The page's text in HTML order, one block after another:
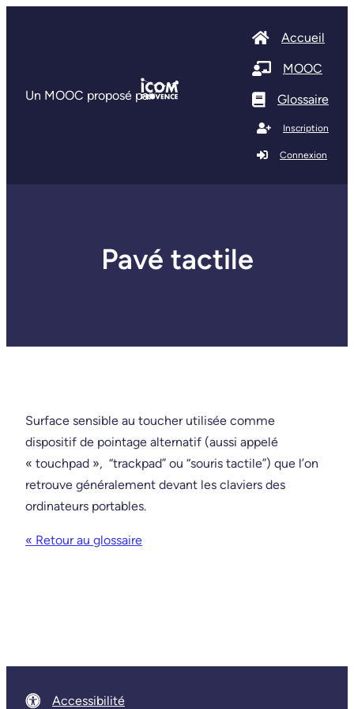
Un MOOC proposé par
Accueil
MOOC
Glossaire
Inscription
Connexion
Pavé tactile
Surface sensible au toucher utilisée comme
dispositif de pointage alternatif (aussi appelé
« touchpad », “trackpad” ou “souris tactile”) que l’on
retrouve généralement devant les claviers des
ordinateurs portables.
« Retour au glossaire
Accessibilité